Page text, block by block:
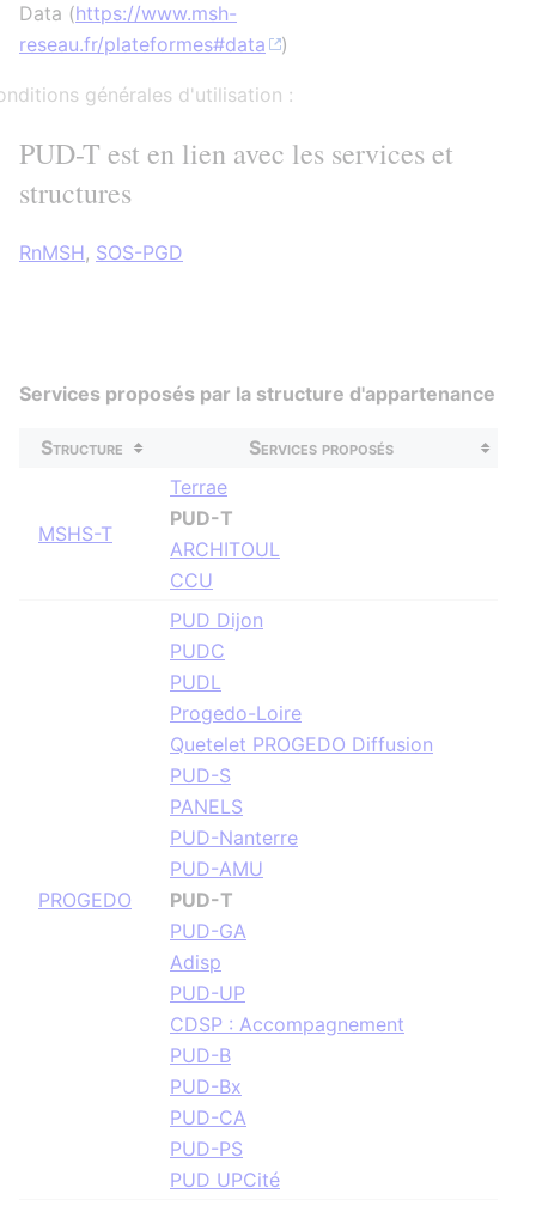
Data (https://www.msh-
reseau.fr/plateformes#data
)
générales d'utilisation :
PUD-T est en lien avec les services et
structures
RnMSH, SOS-PGD
Services proposés par la structure d'appartenance
Structure Services proposés
MSHS-T
Terrae
PUD-T
ARCHITOUL
CCU
PROGEDO
PUD Dijon
PUDC
PUDL
Progedo-Loire
Quetelet PROGEDO Diffusion
PUD-S
PANELS
PUD-Nanterre
PUD-AMU
PUD-T
PUD-GA
Adisp
PUD-UP
CDSP : Accompagnement
PUD-B
PUD-Bx
PUD-CA
PUD-PS
PUD UPCité